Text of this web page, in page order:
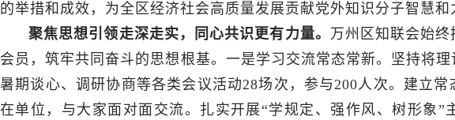
的举措和成效，为全区经济社会高质量发展贡献党外知识分子智慧和
聚焦思想引领走深走实，同心共识更有力量。 万州区知联会始
会员，筑牢共同奋斗的思想根基。一是学习交流常态常新。坚持将
暑期谈心、调研协商等各类会议活动28场次，参与200人次。建立
在单位，与大家面对面交流。扎实开展“学规定、强作风、树形象”